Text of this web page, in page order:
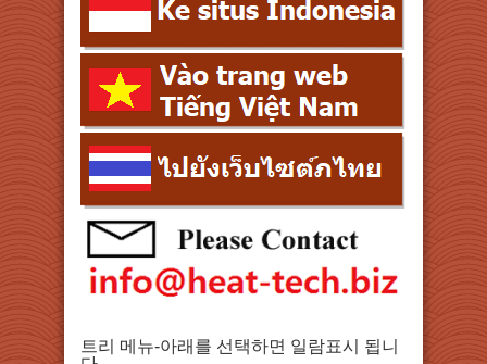
트리 메뉴-아래를 선택하면 일람표시 됩니